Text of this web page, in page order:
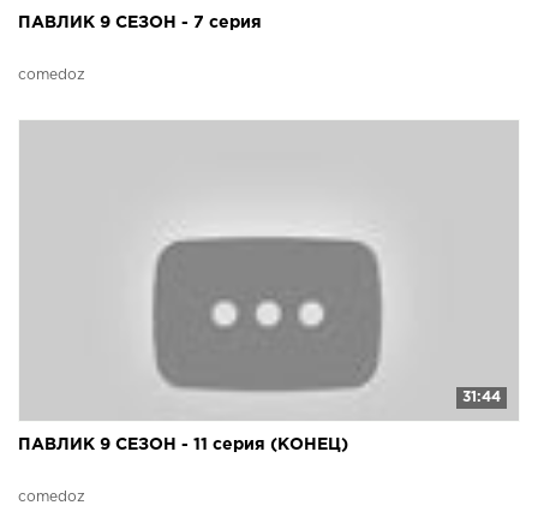
ПАВЛИК 9 СЕЗОН - 7 серия
comedoz
31:44
ПАВЛИК 9 СЕЗОН - 11 серия (КОНЕЦ)
comedoz